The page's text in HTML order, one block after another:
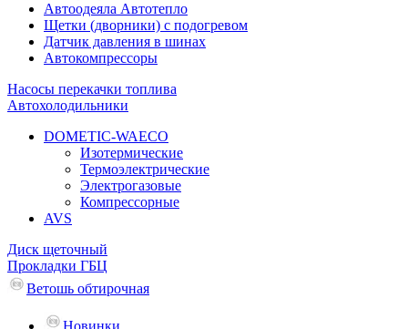
Автоодеяла Автотепло
Щетки (дворники) с подогревом
Датчик давления в шинах
Автокомпрессоры
Насосы перекачки топлива
Автохолодильники
DOMETIC-WAECO
Изотермические
Термоэлектрические
Электрогазовые
Компрессорные
AVS
Диск щеточный
Прокладки ГБЦ
Ветошь обтирочная
Новинки